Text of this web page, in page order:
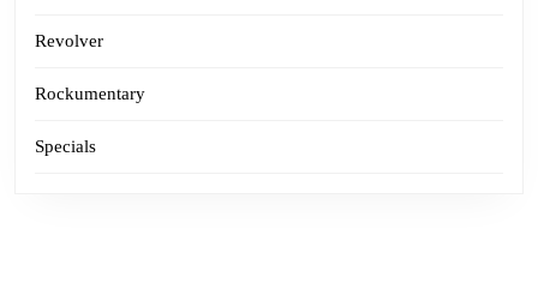
Revolver
Rockumentary
Specials